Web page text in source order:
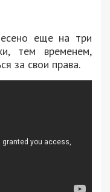
еще на три
тем временем,
за свои права.